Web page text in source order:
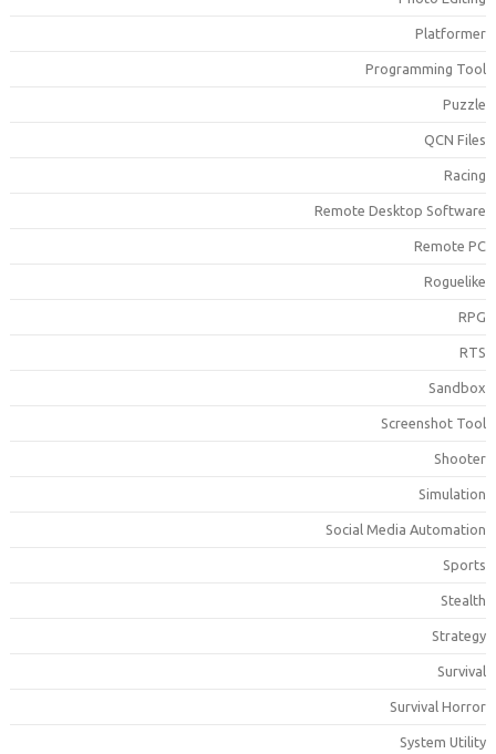
Programming
QCN
Remote Desktop
Remote
Screenshot
Social Media
Survival
System